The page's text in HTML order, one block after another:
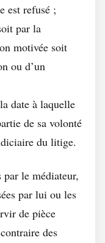
est refusé ;
par la
motivée soit
ou d’un
date à laquelle
de sa volonté
du litige.
par le médiateur,
par lui ou les
de pièce
des